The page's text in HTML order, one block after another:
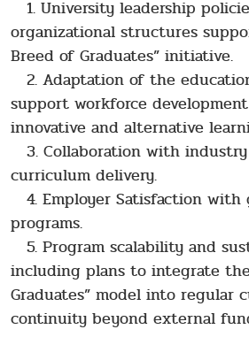
1. University leadership
organizational structures
Breed of Graduates” initiative.
2. Adaptation of the
support workforce
innovative and alternative
3. Collaboration with
curriculum delivery.
4. Employer Satisfaction
programs.
5. Program scalability and
including plans to integrate
Graduates” model into regular
continuity beyond external